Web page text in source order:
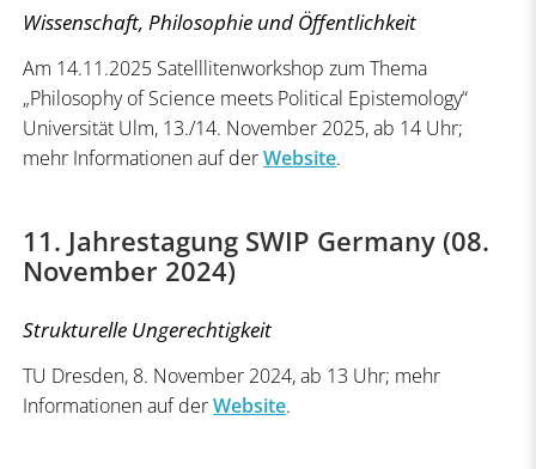
Wissenschaft, Philosophie und Öffentlichkeit
Am 14.11.2025 Satelllitenworkshop zum Thema
„Philosophy of Science meets Political Epistemology“
Universität Ulm, 13./14. November 2025, ab 14 Uhr;
mehr Informationen auf derWebsite.
11. Jahrestagung SWIP Germany (08.
November 2024)
Strukturelle Ungerechtigkeit
TU Dresden, 8. November 2024, ab 13 Uhr; mehr
Informationen auf derWebsite.